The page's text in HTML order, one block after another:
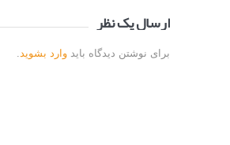
ارسال یک نظر
برای نوشتن دیدگاه بایدوارد بشوید